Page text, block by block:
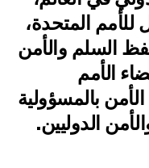
المتحدة،
السلم والأمن
الأمم
بالمسؤولية
الدوليين.